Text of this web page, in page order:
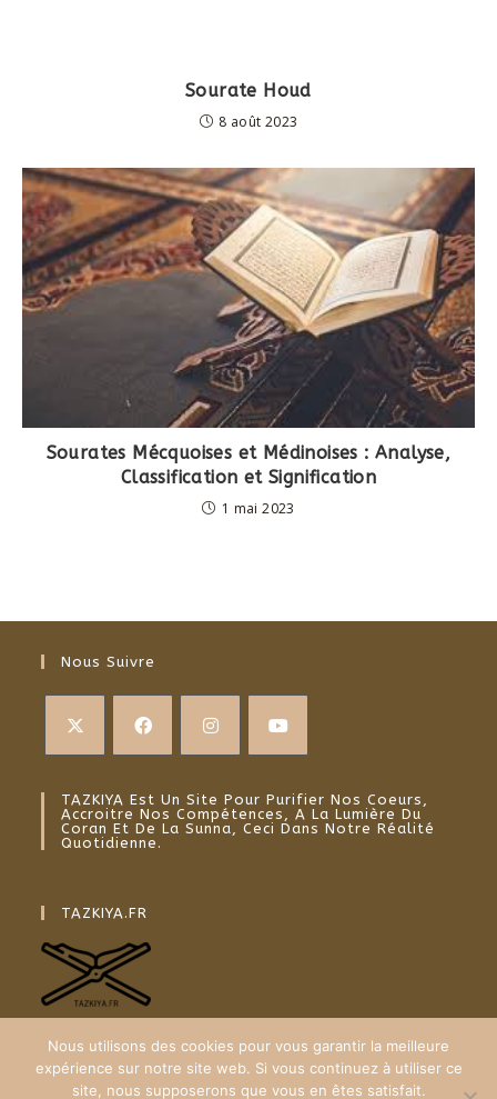
Sourate Houd
8 août 2023
Sourates Mécquoises et Médinoises : Analyse,
Classification et Signification
1 mai 2023
Nous Suivre
TAZKIYA Est Un Site Pour Purifier Nos Coeurs,
Accroitre Nos Compétences, A La Lumière Du
Coran Et De La Sunna, Ceci Dans Notre Réalité
Quotidienne.
TAZKIYA.FR
Nous utilisons des cookies pour vous garantir la meilleure
expérience sur notre site web. Si vous continuez à utiliser ce
site, nous supposerons que vous en êtes satisfait.